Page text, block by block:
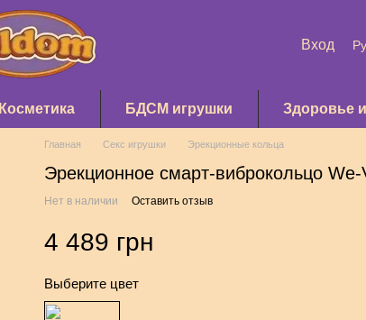
Вход
Косметика БДСМ игрушки Здоровье
Главная Секс игрушки Эрекционные кольца
Эрекционное смарт-виброкольцо
Нет в наличии Оставить отзыв
4 489 грн
Выберите цвет